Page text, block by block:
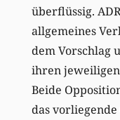
überflüssig.
allgemeines
dem Vorschlag
ihren
Beide
das